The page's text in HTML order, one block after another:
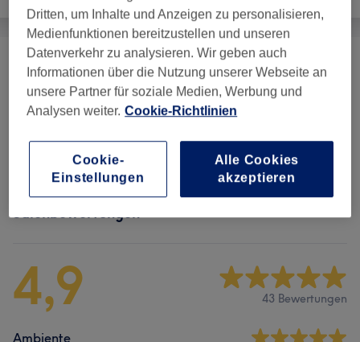
Augenbrauen & Wimpernbehandlungen (5) ab 20 €
Permanent Make-Up (1)
Salonbewertungen
4,9 43 Bewertungen
Ambiente
Dritten, um Inhalte und Anzeigen zu personalisieren,
Medienfunktionen bereitzustellen und unseren
Datenverkehr zu analysieren. Wir geben auch
Informationen über die Nutzung unserer Webseite an
unsere Partner für soziale Medien, Werbung und
Analysen weiter. Cookie-Richtlinien
Cookie-
Einstellungen
Alle Cookies
akzeptieren